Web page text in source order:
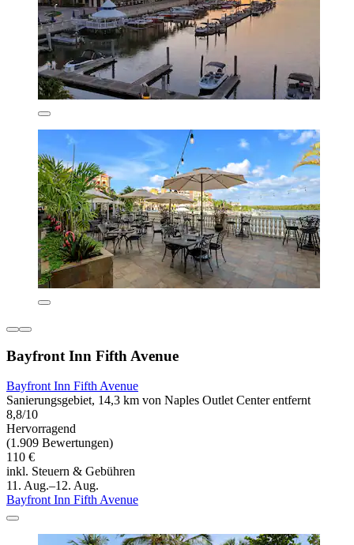
Bayfront Inn Fifth Avenue
Bayfront Inn Fifth Avenue
Sanierungsgebiet, 14,3 km von Naples Outlet Center entfernt
8,8/10
Hervorragend
(1.909 Bewertungen)
110 €
inkl. Steuern & Gebühren
11. Aug.–12. Aug.
Bayfront Inn Fifth Avenue